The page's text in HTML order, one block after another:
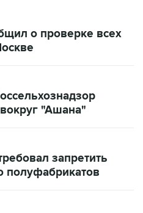
о проверке всех
"Ашана"
запретить
полуфабрикатов